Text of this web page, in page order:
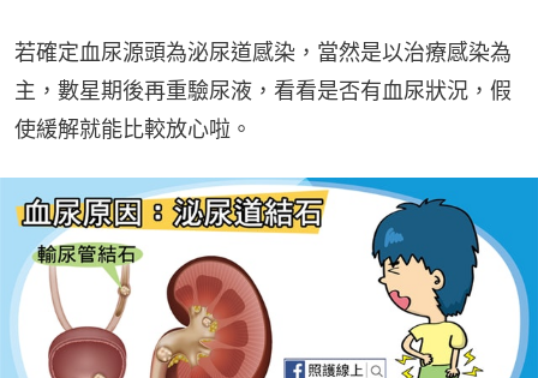
若確定血尿源頭為泌尿道感染，當然是以治療感染為
主，數星期後再重驗尿液，看看是否有血尿狀況，假
使緩解就能比較放心啦。